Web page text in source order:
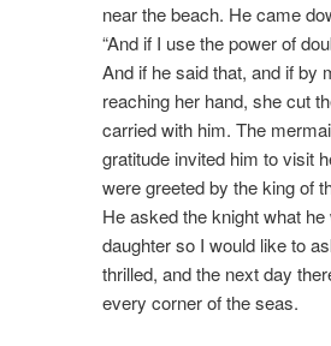
near the beach. He came
“And if I use the power of
And if he said that, and if by
reaching her hand, she cut
carried with him. The
gratitude invited him to visit
were greeted by the king of
He asked the knight what
daughter so I would like to
thrilled, and the next day
every corner of the seas.